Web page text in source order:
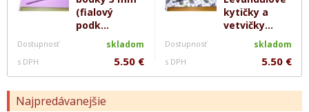
(fialový
podk...
Dostupnosť skladom
s DPH 5.50 €
kytičky a
vetvičky...
Dostupnosť skladom
s DPH 5.50 €
Najpredávanejšie